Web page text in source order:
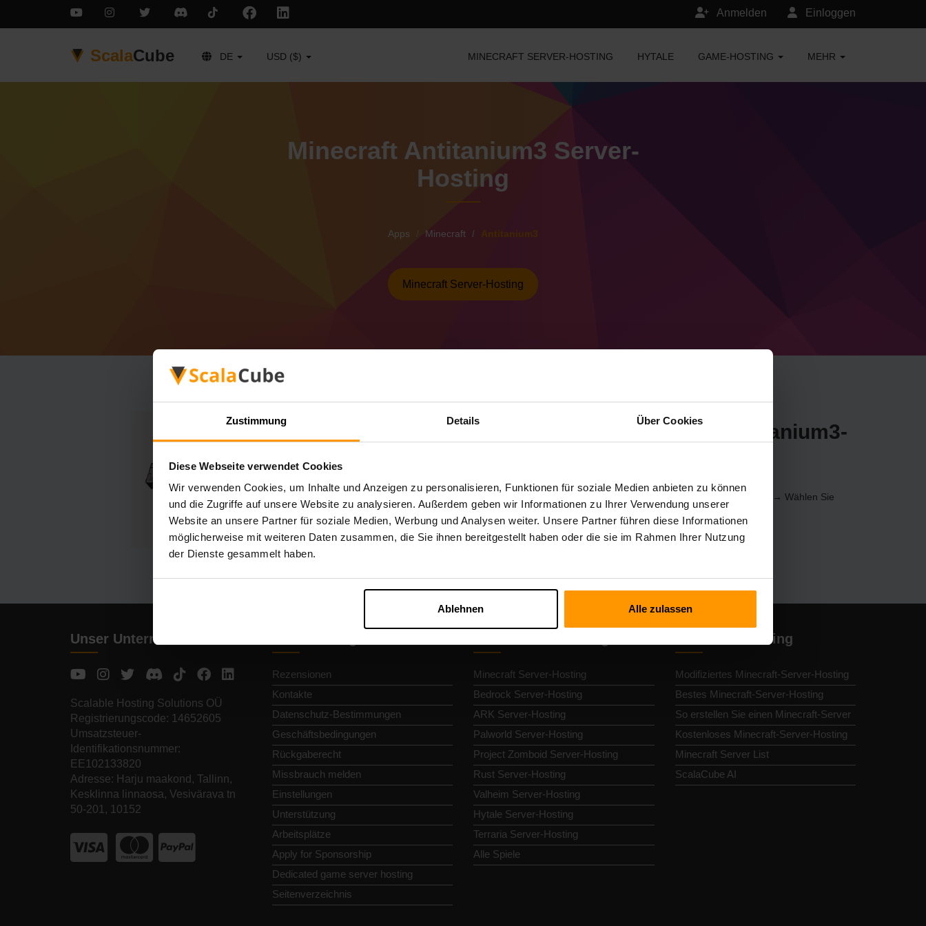
Zustimmung Details Über Cookies
Diese Webseite verwendet Cookies
Wir verwenden Cookies, um Inhalte und Anzeigen zu personalisieren, Funktionen für soziale Medien anbieten zu können
und die Zugriffe auf unsere Website zu analysieren. Außerdem geben wir Informationen zu Ihrer Verwendung unserer
Website an unsere Partner für soziale Medien, Werbung und Analysen weiter. Unsere Partner führen diese Informationen
möglicherweise mit weiteren Daten zusammen, die Sie ihnen bereitgestellt haben oder die sie im Rahmen Ihrer Nutzung
der Dienste gesammelt haben.
Ablehnen Alle zulassen
Einloggen
Anmelden
ScalaCube DE USD ($) MINECRAFT SERVER-HOSTING HYTALE GAME-HOSTING MEHR
Minecraft Antitanium3 Server-
Hosting
Apps Minecraft Antitanium3
Minecraft Server-Hosting
So erstellen Sie einen Minecraft Antitanium3-
Holen Sie sich den Minecraft-Server
von ScalaCube
(Server → Wählen Sie
Ihren Server → Spielserver → Spielserver hinzufügen → Antitanium3)
Viel Spaß beim Spielen auf dem Server!
Unser Unternehmen
Scalable Hosting Solutions OÜ
Registrierungscode: 14652605
Umsatzsteuer-
Identifikationsnummer:
EE102133820
Adresse: Harju maakond, Tallinn,
Kesklinna linnaosa, Vesivärava tn
50-201, 10152
Rezensionen
Kontakte
Datenschutz-Bestimmungen
Geschäftsbedingungen
Rückgaberecht
Missbrauch melden
Einstellungen
Unterstützung
Arbeitsplätze
Apply for Sponsorship
Dedicated game server hosting
Seitenverzeichnis
Minecraft Server-Hosting
Bedrock Server-Hosting
ARK Server-Hosting
Palworld Server-Hosting
Project Zomboid Server-Hosting
Rust Server-Hosting
Valheim Server-Hosting
Hytale Server-Hosting
Terraria Server-Hosting
Alle Spiele
Minecraft-Hosting
Modifiziertes Minecraft-Server-Hosting
Bestes Minecraft-Server-Hosting
So erstellen Sie einen Minecraft-Server
Kostenloses Minecraft-Server-Hosting
Minecraft Server List
ScalaCube AI